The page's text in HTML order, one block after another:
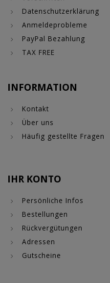
Datenschutzerklärung
Anmeldeprobleme
PayPal Bezahlung
TAX FREE
INFORMATION
Kontakt
Über uns
Häufig gestellte Fragen
IHR KONTO
Persönliche Infos
Bestellungen
Rückvergütungen
Adressen
Gutscheine